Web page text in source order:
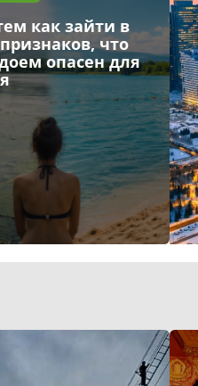
как зайти в
что
опасен для